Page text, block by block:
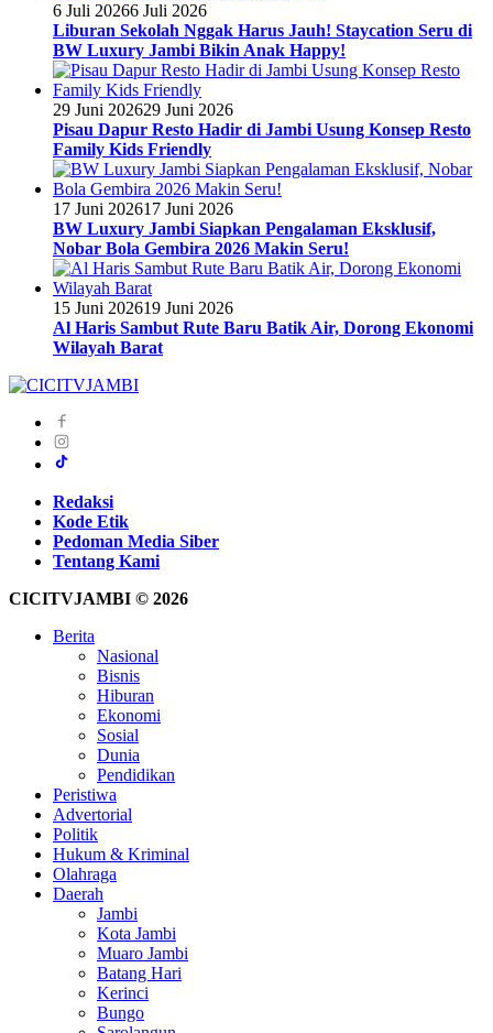
6 Juli 20266 Juli 2026
Liburan Sekolah Nggak Harus Jauh! Staycation Seru di
BW Luxury Jambi Bikin Anak Happy!
29 Juni 202629 Juni 2026
Pisau Dapur Resto Hadir di Jambi Usung Konsep Resto
Family Kids Friendly
17 Juni 202617 Juni 2026
BW Luxury Jambi Siapkan Pengalaman Eksklusif,
Nobar Bola Gembira 2026 Makin Seru!
15 Juni 202619 Juni 2026
Al Haris Sambut Rute Baru Batik Air, Dorong Ekonomi
Wilayah Barat
Redaksi
Kode Etik
Pedoman Media Siber
Tentang Kami
CICITVJAMBI © 2026
Berita
Nasional
Bisnis
Hiburan
Ekonomi
Sosial
Dunia
Pendidikan
Peristiwa
Advertorial
Politik
Hukum & Kriminal
Olahraga
Daerah
Jambi
Kota Jambi
Muaro Jambi
Batang Hari
Kerinci
Bungo